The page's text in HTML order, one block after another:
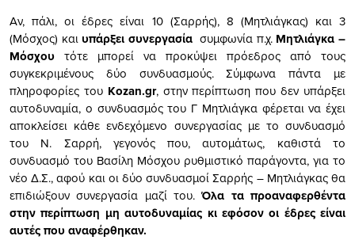
Αν, πάλι, οι έδρες είναι 10 (Σαρρής), 8 (Μητλιάγκας) και 3
(Μόσχος) καιυπάρξει συνεργασίασυμφωνία π.χ. Μητλιάγκα –
Μόσχου τότε μπορεί να προκύψει πρόεδρος από τους
συγκεκριμένους δύο συνδυασμούς. Σύμφωνα πάντα με
πληροφορίες του Kozan.gr, στην περίπτωση που δεν υπάρξει
αυτοδυναμία, o συνδυασμός του Γ Μητλιάγκα φέρεται να έχει
αποκλείσει κάθε ενδεχόμενο συνεργασίας με το συνδυασμό
του Ν. Σαρρή, γεγονός που, αυτομάτως, καθιστά το
συνδυασμό του Βασίλη Μόσχου ρυθμιστικό παράγοντα, για το
νέο Δ.Σ., αφού και οι δύο συνδυασμοί Σαρρής – Μητλιάγκας θα
επιδιώξουν συνεργασία μαζί του.Όλα τα προαναφερθέντα
στην περίπτωση μη αυτοδυναμίας κι εφόσον οι έδρες είναι
αυτές που αναφέρθηκαν.